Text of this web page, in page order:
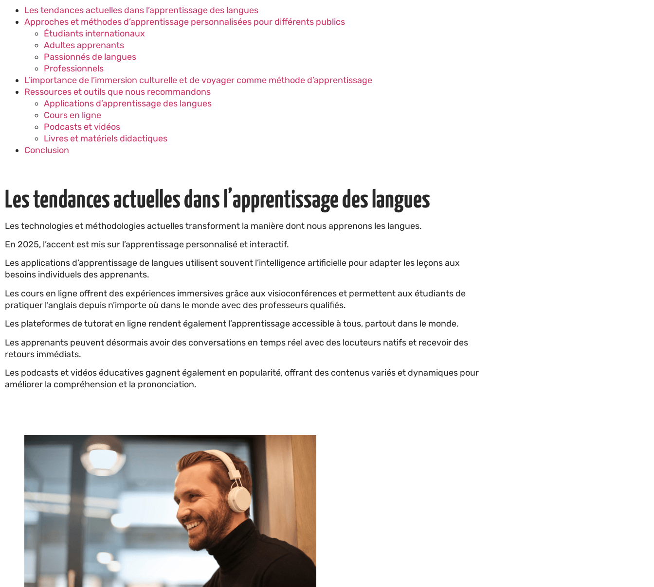
Les tendances actuelles dans l’apprentissage des langues
Approches et méthodes d’apprentissage personnalisées pour différents publics
Étudiants internationaux
Adultes apprenants
Passionnés de langues
Professionnels
L’importance de l’immersion culturelle et de voyager comme méthode d’apprentissage
Ressources et outils que nous recommandons
Applications d’apprentissage des langues
Cours en ligne
Podcasts et vidéos
Livres et matériels didactiques
Conclusion
Les tendances actuelles dans l’apprentissage des langues
Les technologies et méthodologies actuelles transforment la manière dont nous apprenons les langues.
En 2025, l’accent est mis sur l’apprentissage personnalisé et interactif.
Les applications d’apprentissage de langues utilisent souvent l’intelligence artificielle pour adapter les leçons aux
besoins individuels des apprenants.
Les cours en ligne offrent des expériences immersives grâce aux visioconférences et permettent aux étudiants de
pratiquer l’anglais depuis n’importe où dans le monde avec des professeurs qualifiés.
Les plateformes de tutorat en ligne rendent également l’apprentissage accessible à tous, partout dans le monde.
Les apprenants peuvent désormais avoir des conversations en temps réel avec des locuteurs natifs et recevoir des
retours immédiats.
Les podcasts et vidéos éducatives gagnent également en popularité, offrant des contenus variés et dynamiques pour
améliorer la compréhension et la prononciation.